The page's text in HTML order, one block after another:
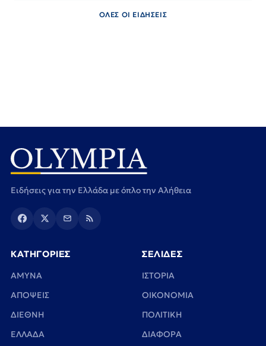
ΟΛΕΣ ΟΙ ΕΙΔΗΣΕΙΣ
Ειδήσεις για την Ελλάδα με όπλο την Αλήθεια
ΚΑΤΗΓΟΡΙΕΣ
ΑΜΥΝΑ
ΑΠΟΨΕΙΣ
ΔΙΕΘΝΗ
ΕΛΛΑΔΑ
ΣΕΛΙΔΕΣ
ΙΣΤΟΡΙΑ
ΟΙΚΟΝΟΜΙΑ
ΠΟΛΙΤΙΚΗ
ΔΙΑΦΟΡΑ